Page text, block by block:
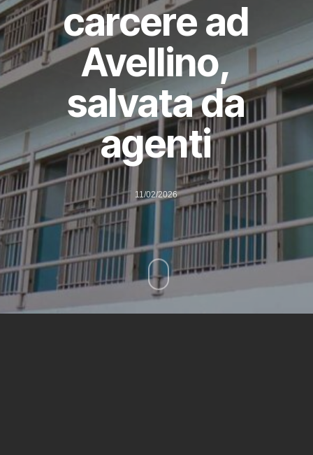
carcere ad
Avellino,
salvata da
agenti
11/02/2026